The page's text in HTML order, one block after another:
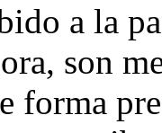
a la
son
forma